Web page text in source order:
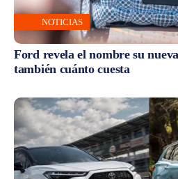
NOTICIAS
Ford revela el nombre su
también cuánto cuesta